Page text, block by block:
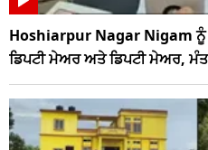
Hoshiarpur Nagar Nigam
ਡਿਪਟੀ ਮੇਅਰ ਅਤੇ ਡਿਪਟੀ ਮੇਅਰ,